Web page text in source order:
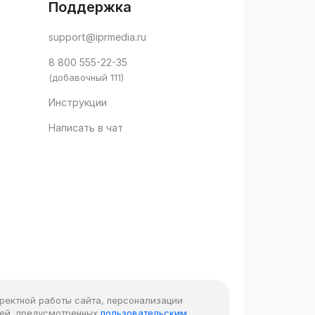
Поддержка
support@iprmedia.ru
8 800 555-22-35
(добавочный 111)
Инструкции
Написать в чат
работы сайта, персонализации